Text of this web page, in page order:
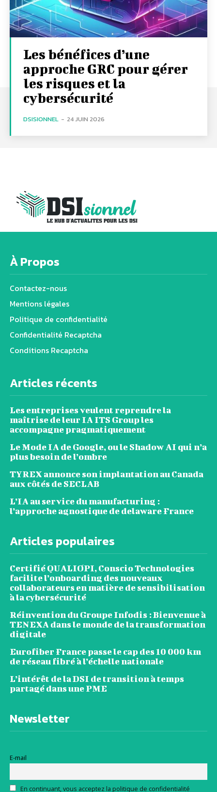
Les bénéfices d’une
approche GRC pour gérer
les risques et la
cybersécurité
DSISIONNEL - 24 JUIN 2026
À Propos
Contactez-nous
Mentions légales
Politique de confidentialité
Confidentialité Recaptcha
Conditions Recaptcha
Articles récents
Les entreprises veulent reprendre la
maîtrise de leur IA ITS Group les
accompagne pragmatiquement
Le Mode IA de Google, ou le Shadow AI qui n’a
plus besoin de l’ombre
TYREX annonce son implantation au Canada
aux côtés de SECLAB
L’IA au service du manufacturing :
l’approche agnostique de delaware France
Articles populaires
Certifié QUALIOPI, Conscio Technologies
facilite l’onboarding des nouveaux
collaborateurs en matière de sensibilisation
à la cybersécurité
Réinvention du Groupe Infodis : Bienvenue à
TENEXA dans le monde de la transformation
digitale
Eurofiber France passe le cap des 10 000 km
de réseau fibré à l’échelle nationale
L’intérêt de la DSI de transition à temps
partagé dans une PME
Newsletter
E-mail
En continuant, vous acceptez la politique de confidentialité